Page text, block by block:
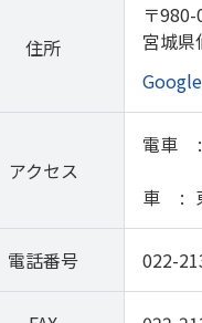
住所
〒
宮城県
アクセス
電車
車
電話番号 022-